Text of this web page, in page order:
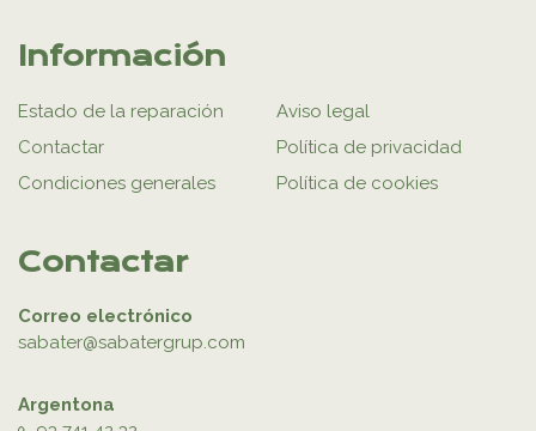
Información
Estado de la reparación
Contactar
Condiciones generales
Aviso legal
Política de privacidad
Política de cookies
Contactar
Correo electrónico
sabater@sabatergrup.com
Argentona